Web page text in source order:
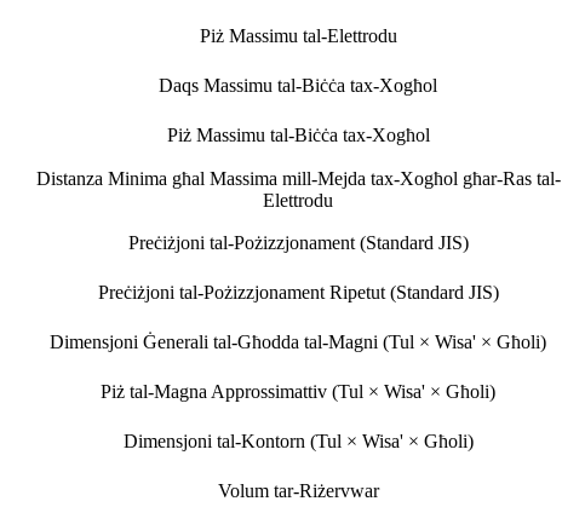
Piż Massimu tal-Elettrodu
Daqs Massimu tal-Biċċa tax-Xogħol
Piż Massimu tal-Biċċa tax-Xogħol
Distanza Minima għal Massima mill-Mejda tax-Xogħol għar-Ras tal-
Elettrodu
Preċiżjoni tal-Pożizzjonament (Standard JIS)
Preċiżjoni tal-Pożizzjonament Ripetut (Standard JIS)
Dimensjoni Ġenerali tal-Għodda tal-Magni (Tul × Wisa' × Għoli)
Piż tal-Magna Approssimattiv (Tul × Wisa' × Għoli)
Dimensjoni tal-Kontorn (Tul × Wisa' × Għoli)
Volum tar-Riżervwar